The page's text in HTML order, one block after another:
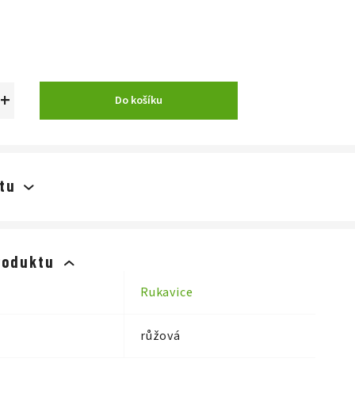
+ Do košíku
savý povrch, zapínání na suchý zip
Rukavice
růžová